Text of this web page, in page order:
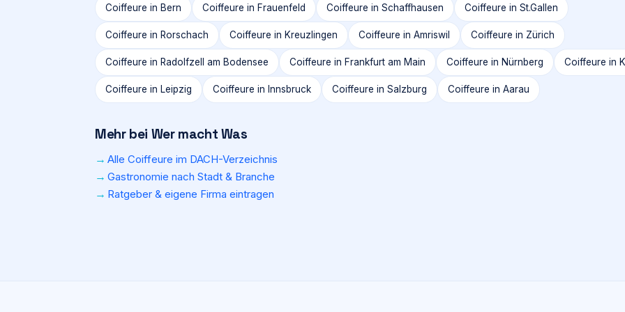
Coiffeure in Bern Coiffeure in Frauenfeld Coiffeure in Schaffhausen Coiffeure in St.Gallen
Coiffeure in Rorschach Coiffeure in Kreuzlingen Coiffeure in Amriswil Coiffeure in Zürich
Coiffeure in Radolfzell am Bodensee Coiffeure in Frankfurt am Main Coiffeure in Nürnberg Coiffeure in
Coiffeure in Leipzig Coiffeure in Innsbruck Coiffeure in Salzburg Coiffeure in Aarau
Mehr bei Wer macht Was
Alle Coiffeure im DACH-Verzeichnis
Gastronomie nach Stadt & Branche
Ratgeber & eigene Firma eintragen